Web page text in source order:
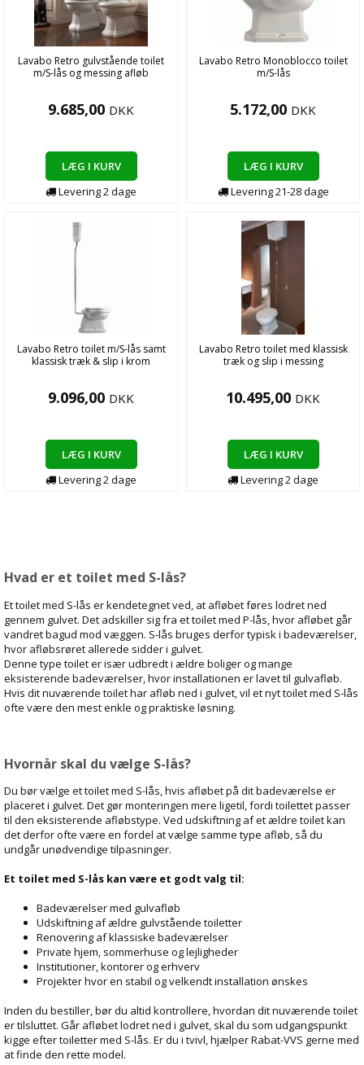
Lavabo Retro gulvstående toilet
m/S-lås og messing afløb
9.685,00 DKK
LÆG I KURV
Levering2dage
Lavabo Retro Monoblocco toilet
m/S-lås
5.172,00 DKK
LÆG I KURV
Levering21-28dage
Lavabo Retro toilet m/S-lås samt
klassisk træk & slip i krom
9.096,00 DKK
LÆG I KURV
Levering2dage
Lavabo Retro toilet med klassisk
træk og slip i messing
10.495,00 DKK
LÆG I KURV
Levering2dage
Hvad er et toilet med S-lås?
Et toilet med S-lås er kendetegnet ved, at afløbet føres lodret ned
gennem gulvet. Det adskiller sig fra et toilet med P-lås, hvor afløbet går
vandret bagud mod væggen. S-lås bruges derfor typisk i badeværelser,
hvor afløbsrøret allerede sidder i gulvet.
Denne type toilet er især udbredt i ældre boliger og mange
eksisterende badeværelser, hvor installationen er lavet til gulvafløb.
Hvis dit nuværende toilet har afløb ned i gulvet, vil et nyt toilet med S-lås
ofte være den mest enkle og praktiske løsning.
Hvornår skal du vælge S-lås?
Du bør vælge et toilet med S-lås, hvis afløbet på dit badeværelse er
placeret i gulvet. Det gør monteringen mere ligetil, fordi toilettet passer
til den eksisterende afløbstype. Ved udskiftning af et ældre toilet kan
det derfor ofte være en fordel at vælge samme type afløb, så du
undgår unødvendige tilpasninger.
Et toilet med S-lås kan være et godt valg til:
Badeværelser med gulvafløb
Udskiftning af ældre gulvstående toiletter
Renovering af klassiske badeværelser
Private hjem, sommerhuse og lejligheder
Institutioner, kontorer og erhverv
Projekter hvor en stabil og velkendt installation ønskes
Inden du bestiller, bør du altid kontrollere, hvordan dit nuværende toilet
er tilsluttet. Går afløbet lodret ned i gulvet, skal du som udgangspunkt
kigge efter toiletter med S-lås. Er du i tvivl, hjælper Rabat-VVS gerne med
at finde den rette model.